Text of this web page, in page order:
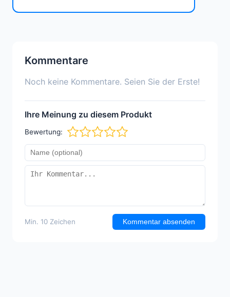
Kommentare
Noch keine Kommentare. Seien Sie der Erste!
Ihre Meinung zu diesem Produkt
Bewertung:
Min. 10 Zeichen Kommentar absenden